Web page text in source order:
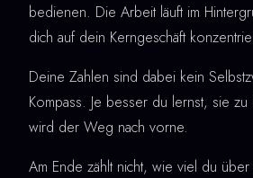
bedienen. Die Arbeit läuft im
dich auf dein Kerngeschäft
Deine Zahlen sind dabei kein
Kompass. Je besser du lernst, sie
wird der Weg nach vorne.
Am Ende zählt nicht, wie viel du